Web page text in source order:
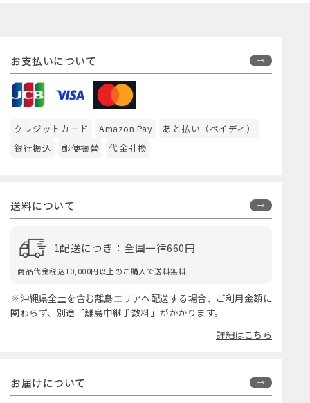
お支払いについて
クレジットカード Amazon Pay
あと払い（ペイディ）
銀行振込
郵便振替 代金引換
送料について
1配送につき：全国一律660円
商品代金税込10,000円以上のご購入で送料無料
※沖縄県全土を含む離島エリアへ配送する場合、ご利用金額に
関わらず、別途「離島中継手数料」がかかります。
詳細はこちら
お届けについて